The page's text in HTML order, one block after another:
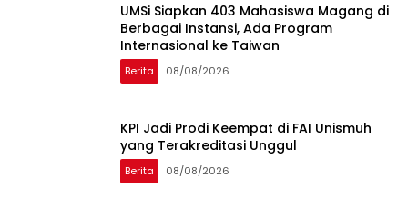
UMSi Siapkan 403 Mahasiswa Magang di
Berbagai Instansi, Ada Program
Internasional ke Taiwan
Berita 08/08/2026
KPI Jadi Prodi Keempat di FAI Unismuh
yang Terakreditasi Unggul
Berita 08/08/2026